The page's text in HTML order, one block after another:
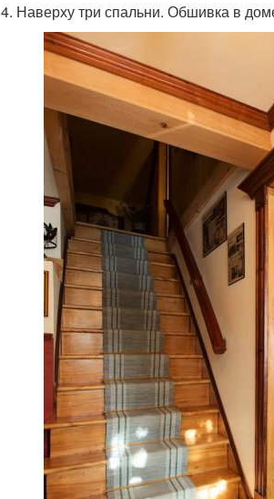
4. Наверху три спальни. Обшивка в